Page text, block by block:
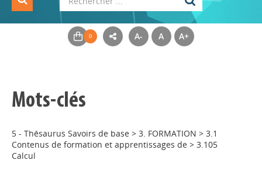
A- A A+
Mots-clés
5 - Thésaurus Savoirs de base > 3. FORMATION > 3.1
Contenus de formation et apprentissages de > 3.105
Calcul